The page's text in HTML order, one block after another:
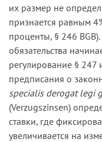
их размер не
признается равным
проценты, § 246
обязательства
регулирование § 247
предписания о
specialis derogat legi
(Verzugszinsen)
ставки, где
увеличивается на